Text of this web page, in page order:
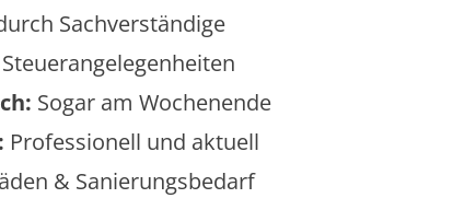
Sachverständige
Sogar am Wochenende
Professionell und aktuell
& Sanierungsbedarf